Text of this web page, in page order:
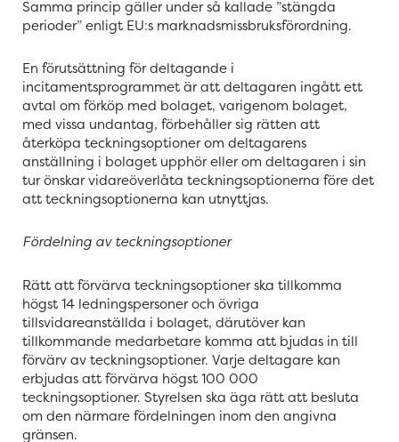
Samma princip gäller under så kallade ”stängda
perioder” enligt EU:s marknadsmissbruksförordning.
En förutsättning för deltagande i
incitamentsprogrammet är att deltagaren ingått ett
avtal om förköp med bolaget, varigenom bolaget,
med vissa undantag, förbehåller sig rätten att
återköpa teckningsoptioner om deltagarens
anställning i bolaget upphör eller om deltagaren i sin
tur önskar vidareöverlåta teckningsoptionerna före det
att teckningsoptionerna kan utnyttjas.
Fördelning av teckningsoptioner
Rätt att förvärva teckningsoptioner ska tillkomma
högst 14 ledningspersoner och övriga
tillsvidareanställda i bolaget, därutöver kan
tillkommande medarbetare komma att bjudas in till
förvärv av teckningsoptioner. Varje deltagare kan
erbjudas att förvärva högst 100 000
teckningsoptioner. Styrelsen ska äga rätt att besluta
om den närmare fördelningen inom den angivna
gränsen.